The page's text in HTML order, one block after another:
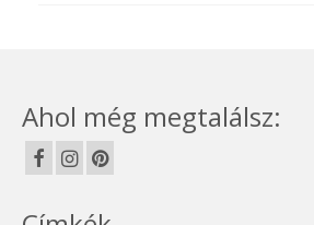
Ahol még megtalálsz: